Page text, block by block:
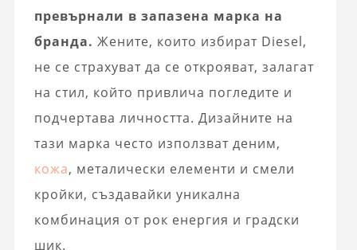
превърнали в запазена марка на
бранда. Жените, които избират Diesel,
не се страхуват да се открояват, залагат
на стил, който привлича погледите и
подчертава личността. Дизайните на
тази марка често използват деним,
кожа, металически елементи и смели
кройки, създавайки уникална
комбинация от рок енергия и градски
шик.